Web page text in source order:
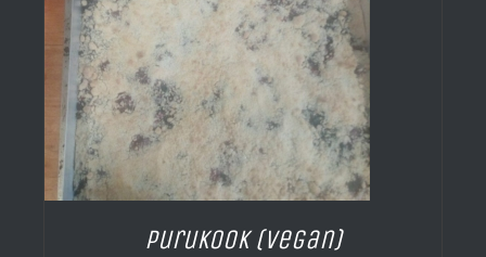
Purukook (vegan)